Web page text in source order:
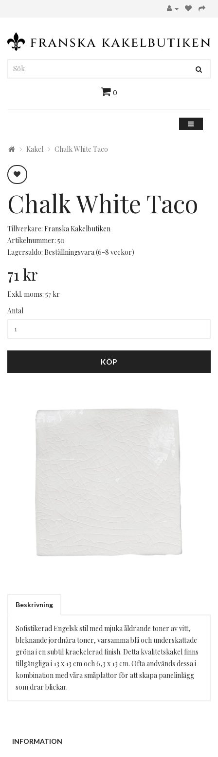
0
Kakel Chalk White Taco
Beskrivning
Sofistikerad Engelsk stil med mjuka åldrande toner av vitt,
bleknande jordnära toner, varsamma blå och underskattade
gröna i en subtil krackelerad finish. Detta kvalitetskakel finns
tillgängliga i 13 x 13 cm och 6,3 x 13 cm. Ofta andvänds dessa i
kombination med våra småplattor för att skapa panelinlägg
som drar blickar.
Chalk White Taco
Tillverkare: Franska Kakelbutiken
Artikelnummer: 50
Lagersaldo: Beställningsvara (6-8 veckor)
71 kr
Exkl. moms: 57 kr
Antal
KÖP
INFORMATION